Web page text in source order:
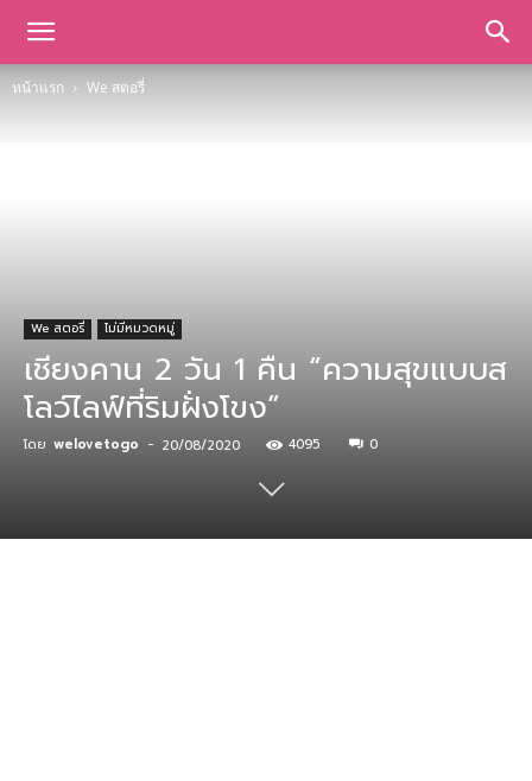
หน้าแรก We สตอรี่
We สตอรี่ ไม่มีหมวดหมู่
เชียงคาน 2 วัน 1 คืน “ความสุขแบบส
โลว์ไลฟ์ที่ริมฝั่งโขง”
โดย welovetogo - 20/08/2020 4095 0